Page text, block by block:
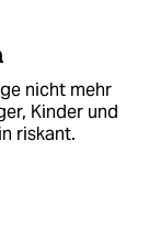
nicht mehr
Kinder und
riskant.